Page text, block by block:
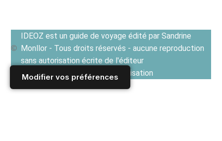
Modifier vos préférences
IDEOZ est un guide de voyage édité par Sandrine
Monllor - Tous droits réservés - aucune reproduction
sans autorisation écrite de l'éditeur
Voir les Conditions générales d'utilisation